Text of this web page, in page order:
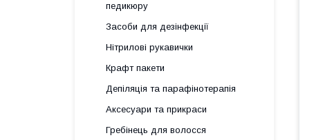
педикюру
Засоби для дезінфекції
Нітрилові рукавички
Крафт пакети
Депіляція та парафінотерапія
Аксесуари та прикраси
Гребінець для волосся